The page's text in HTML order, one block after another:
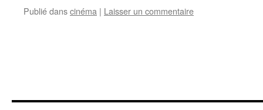
Publié danscinéma | Laisser un commentaire